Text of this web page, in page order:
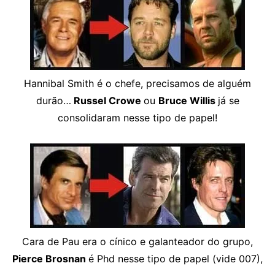
Hannibal Smith é o chefe, precisamos de alguém
durão… Russel Crowe ou Bruce Willis já se
consolidaram nesse tipo de papel!
Cara de Pau era o cínico e galanteador do grupo,
Pierce Brosnan é Phd nesse tipo de papel (vide 007),